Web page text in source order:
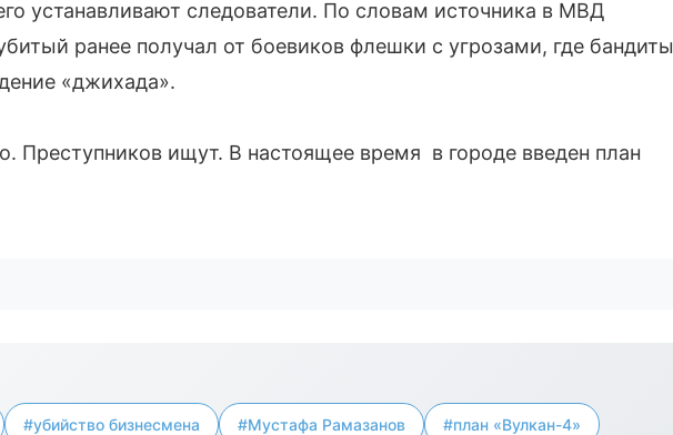
устанавливают следователи. По словам источника в МВД
ранее получал от боевиков флешки с угрозами, где бандиты
«джихада».
Преступников ищут. В настоящее время в городе введен план
#убийство бизнесмена #Мустафа Рамазанов #план «Вулкан-4»